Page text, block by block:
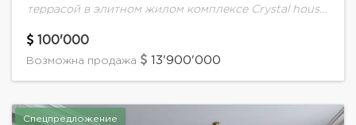
террасой в элитном жилом комплексе Crystal house.
этаже полностью готово к проживанию; обустроены
два отдельных входа и...
100'000
Возможна продажа 13'900'000
Спецпредложение